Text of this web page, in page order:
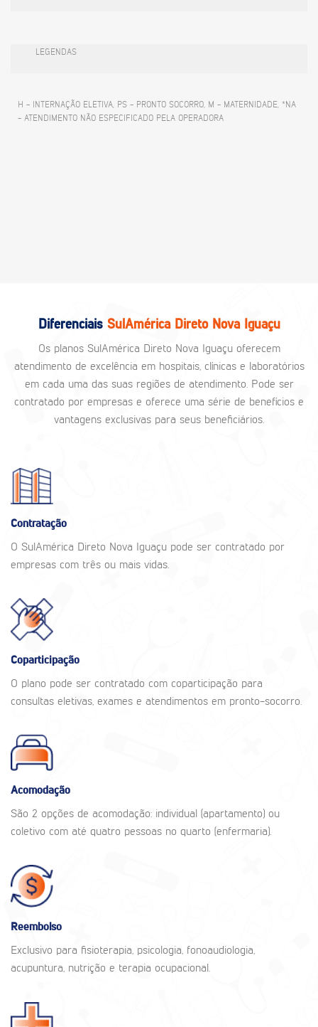
LEGENDAS
H - INTERNAÇÃO ELETIVA, PS - PRONTO SOCORRO, M - MATERNIDADE, *NA
- ATENDIMENTO NÃO ESPECIFICADO PELA OPERADORA
Diferenciais SulAmérica Direto Nova Iguaçu
Os planos SulAmérica Direto Nova Iguaçu oferecem
atendimento de excelência em hospitais, clínicas e laboratórios
em cada uma das suas regiões de atendimento. Pode ser
contratado por empresas e oferece uma série de benefícios e
vantagens exclusivas para seus beneficiários.
Contratação
O SulAmérica Direto Nova Iguaçu pode ser contratado por
empresas com três ou mais vidas.
Coparticipação
O plano pode ser contratado com coparticipação para
consultas eletivas, exames e atendimentos em pronto-socorro.
Acomodação
São 2 opções de acomodação: individual (apartamento) ou
coletivo com até quatro pessoas no quarto (enfermaria).
Reembolso
Exclusivo para fisioterapia, psicologia, fonoaudiologia,
acupuntura, nutrição e terapia ocupacional.